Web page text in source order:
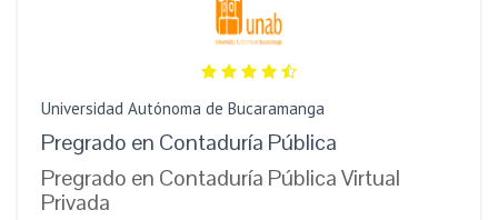
Universidad Autónoma de Bucaramanga
Pregrado en Contaduría Pública
Pregrado en Contaduría Pública Virtual
Privada